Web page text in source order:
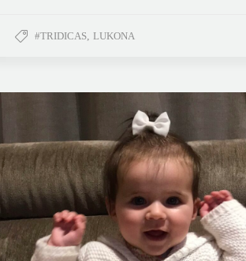
#TRIDICAS, LUKONA